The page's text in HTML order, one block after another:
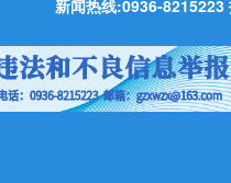
新闻热线:0936-8215223